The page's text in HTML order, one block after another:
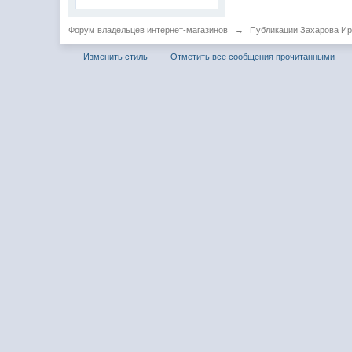
Форум владельцев интернет-магазинов → Публикации Захарова
Изменить стиль Отметить все сообщения прочитанными